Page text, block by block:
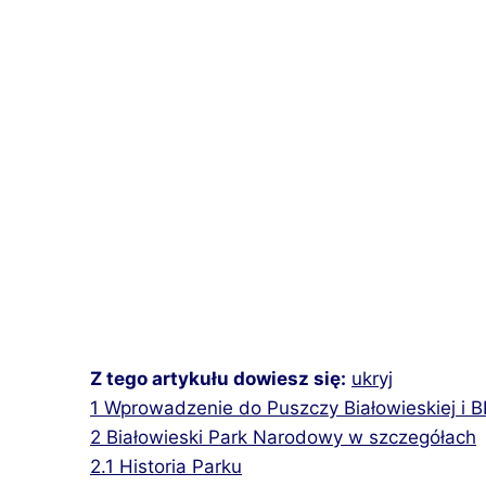
Z tego artykułu dowiesz się: ukryj
1 Wprowadzenie do Puszczy Białowieskiej i
2 Białowieski Park Narodowy w szczegółach
2.1 Historia Parku